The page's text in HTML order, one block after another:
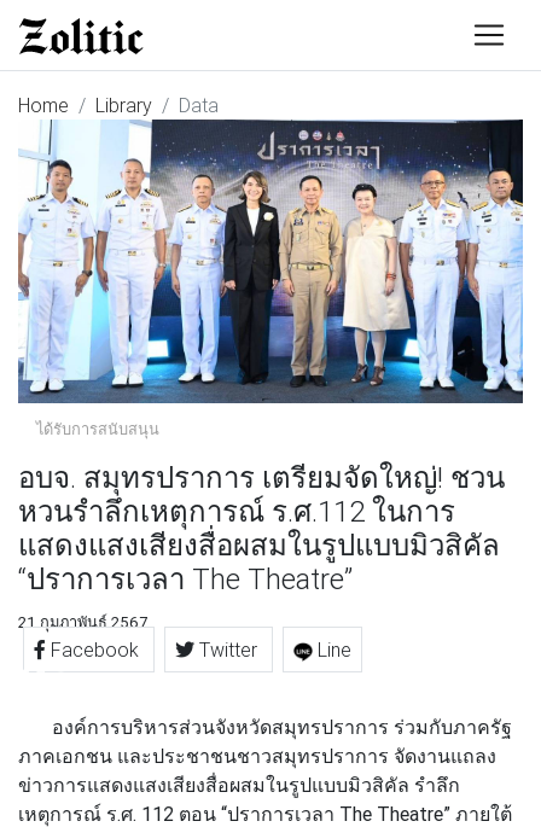
Home Library Data
ได้รับการสนับสนุน
อบจ. สมุทรปราการ เตรียมจัดใหญ่! ชวน
หวนรำลึกเหตุการณ์ ร.ศ.112 ในการ
แสดงแสงเสียงสื่อผสมในรูปแบบมิวสิคัล
“ปราการเวลา The Theatre”
21 กุมภาพันธ์ 2567
Facebook Twitter Line
องค์การบริหารส่วนจังหวัดสมุทรปราการ ร่วมกับภาครัฐ
ภาคเอกชน และประชาชนชาวสมุทรปราการ จัดงานแถลง
ข่าวการแสดงแสงเสียงสื่อผสมในรูปแบบมิวสิคัล รำลึก
เหตุการณ์ ร.ศ. 112 ตอน “ปราการเวลา The Theatre” ภายใต้